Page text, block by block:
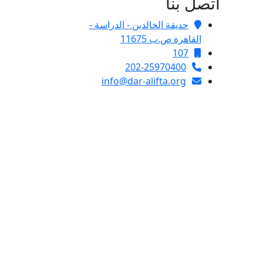
حديقة الخالدين - الدراسة -
القاهرة ص.ب 11675
107
202-25970400
info@dar-alifta.org